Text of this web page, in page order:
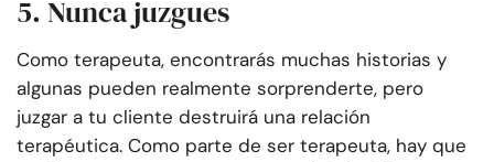
5. Nunca juzgues
Como terapeuta, encontrarás muchas historias y
algunas pueden realmente sorprenderte, pero
juzgar a tu cliente destruirá una relación
terapéutica. Como parte de ser terapeuta, hay que